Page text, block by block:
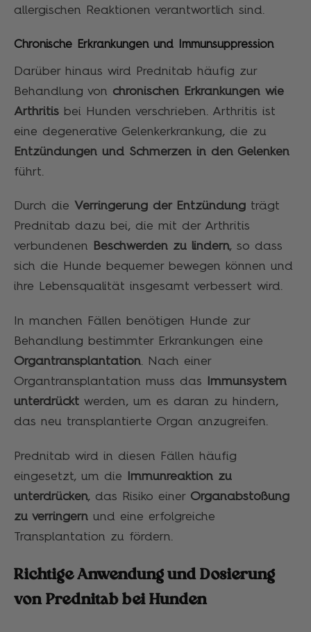
allergischen Reaktionen verantwortlich sind.
Chronische Erkrankungen und Immunsuppression
Darüber hinaus wird Prednitab häufig zur
Behandlung von chronischen Erkrankungen wie
Arthritis bei Hunden verschrieben. Arthritis ist
eine degenerative Gelenkerkrankung, die zu
Entzündungen und Schmerzen in den Gelenken
führt.
Durch die Verringerung der Entzündung trägt
Prednitab dazu bei, die mit der Arthritis
verbundenen
Beschwerden zu lindern, so dass
sich die Hunde bequemer bewegen können und
ihre Lebensqualität insgesamt verbessert wird.
In manchen Fällen benötigen Hunde zur
Behandlung bestimmter Erkrankungen eine
Organtransplantation. Nach einer
Organtransplantation muss das Immunsystem
unterdrücktwerden, um es daran zu hindern,
das neu transplantierte Organ anzugreifen.
Prednitab wird in diesen Fällen häufig
eingesetzt, um die
Immunreaktion zu
unterdrücken, das Risiko einer Organabstoßung
zu verringern und eine erfolgreiche
Transplantation zu fördern.
Richtige Anwendung und Dosierung
von Prednitab bei Hunden